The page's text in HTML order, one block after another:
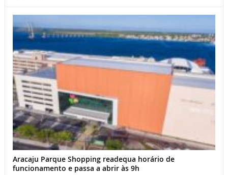
Aracaju Parque Shopping readequa horário de
funcionamento e passa a abrir às 9h